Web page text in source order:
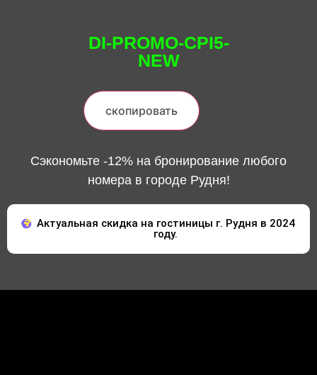
DI-PROMO-CPI5-
NEW
скопировать
Сэкономьте -12% на бронирование любого
номера в городе Рудня!
Актуальная скидка на гостиницы г. Рудня в 2024
году.